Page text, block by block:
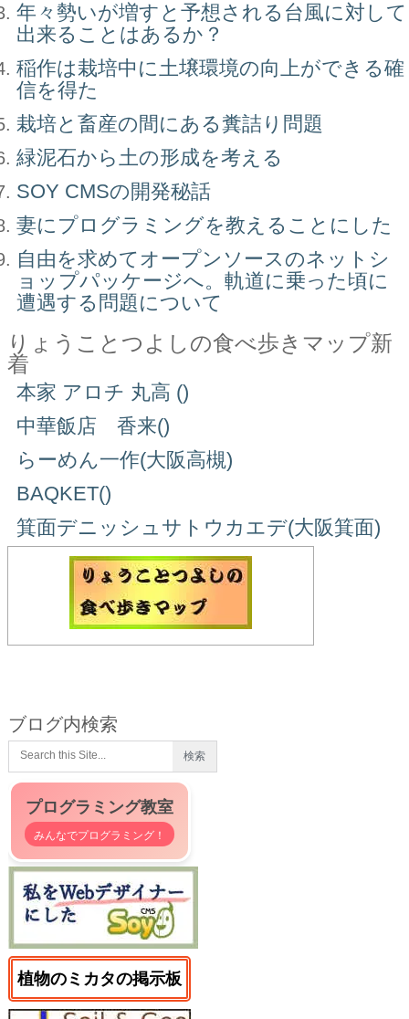
年々勢いが増すと予想される台風に対して
出来ることはあるか？
稲作は栽培中に土壌環境の向上ができる確
信を得た
栽培と畜産の間にある糞詰り問題
緑泥石から土の形成を考える
SOY CMSの開発秘話
妻にプログラミングを教えることにした
自由を求めてオープンソースのネットシ
ョップパッケージへ。軌道に乗った頃に
遭遇する問題について
りょうことつよしの食べ歩きマップ新
着
本家 アロチ 丸高 ()
中華飯店 香来()
らーめん一作(大阪高槻)
BAQKET()
箕面デニッシュサトウカエデ(大阪箕面)
ブログ内検索
プログラミング教室
みんなでプログラミング！
植物のミカタの掲示板